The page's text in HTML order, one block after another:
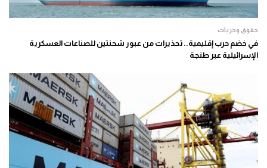
حقوق وحريات
في خضم حرب إقليمية.. تحذيرات من عبور شحنتين للصناعات العسكرية
الإسرائيلية عبر طنجة